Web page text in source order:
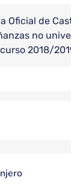
Oficial de
no
2018/